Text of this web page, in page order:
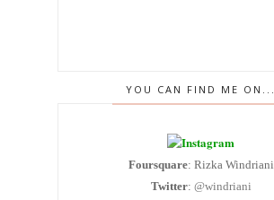
YOU CAN FIND ME ON...
Foursquare: Rizka Windriani
Twitter: @windriani